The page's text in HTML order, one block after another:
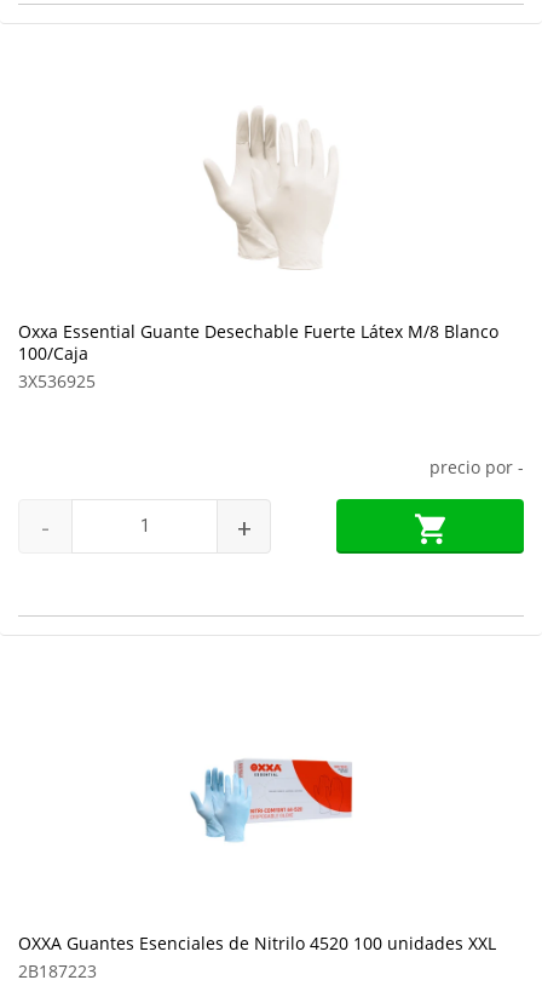
Oxxa Essential Guante Desechable Fuerte Látex M/8 Blanco
100/Caja
3X536925
precio por -
- +
OXXA Guantes Esenciales de Nitrilo 4520 100 unidades XXL
2B187223